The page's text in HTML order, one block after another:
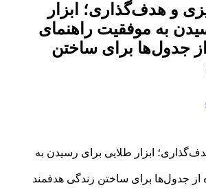
و هدف‌گذاری؛ ابزار
به موفقیت راهنمای
جدول‌ها برای ساختن
ابزار طلایی برای رسیدن به
از جدول‌ها برای ساختن زندگی هدفمند